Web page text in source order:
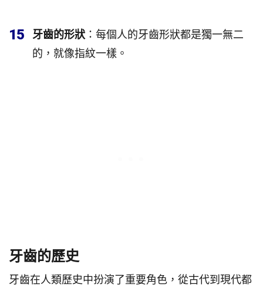
15 牙齒的形狀 ：每個人的牙齒形狀都是獨一無二
的，就像指紋一樣。
牙齒的歷史
牙齒在人類歷史中扮演了重要角色，從古代到現代都